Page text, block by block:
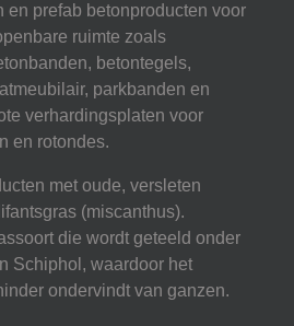
en prefab betonproducten voor
ruimte zoals
betontegels,
parkbanden en
verhardingsplaten voor
en rotondes.
met oude, versleten
(miscanthus).
die wordt geteeld onder
Schiphol, waardoor het
ondervindt van ganzen.